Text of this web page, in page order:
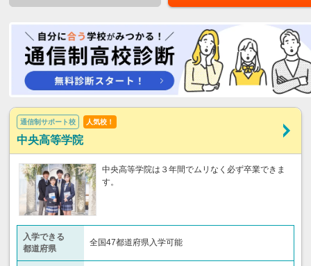
通信制サポート校 人気校！
中央高等学院
中央高等学院は３年間でムリなく必ず卒業できま
す。
入学できる
都道府県
全国47都道府県入学可能